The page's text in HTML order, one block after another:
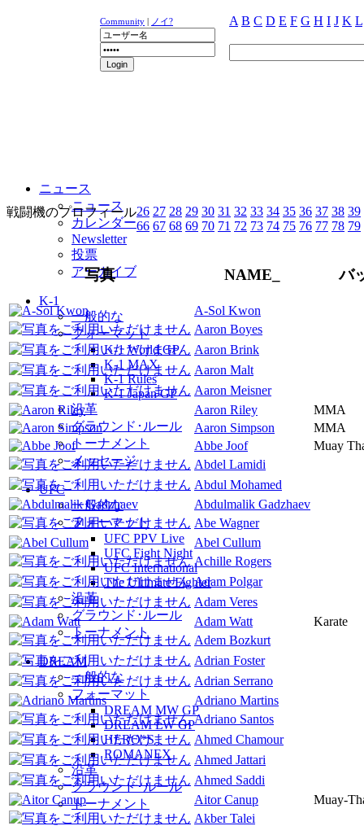
Community | ノイ?
ニュース
ニュース
カレンダー
Newsletter
投票
アーカイブ
K-1
一般的な
フォーマット
K-1 World GP
K-1 MAX
K-1 Rules
K-1 Japan GP
沿革
グラウンド･ルール
トーナメント
メッセージ
UFC
一般的な
フォーマット
UFC PPV Live
UFC Fight Night
UFC International
The Ultimate Fighter
沿革
グラウンド･ルール
トーナメント
DREAM
一般的な
フォーマット
DREAM MW GP
DREAM LW GP
HERO*S
ROMANEX
沿革
グラウンド･ルール
トーナメント
戦闘機のプロフィール
A B C D E F G H I J K L
26 27 28 29 30 31 32 33 34 35 36 37 38 39
66 67 68 69 70 71 72 73 74 75 76 77 78 79
写真 NAME_ バ
A-Sol Kwon
Aaron Boyes
Aaron Brink
Aaron Malt
Aaron Meisner
Aaron Riley
MMA
Aaron Simpson
MMA
Abbe Joof
Muay
Abdel Lamidi
Abdul Mohamed
Abdulmalik Gadzhaev
Abe Wagner
Abel Cullum
Achille Rogers
Adam Polgar
Adam Veres
Adam Watt
Karate
Adem Bozkurt
Adrian Foster
Adrian Serrano
Adriano Martins
Adriano Santos
Ahmed Chamour
Ahmed Jattari
Ahmed Saddi
Aitor Canup
Muay-
Akber Talei